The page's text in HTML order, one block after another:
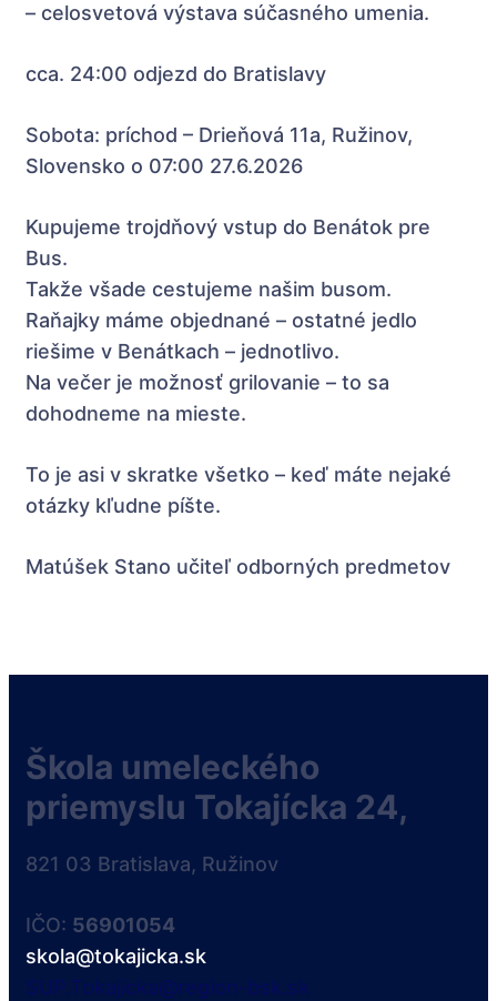
– celosvetová výstava súčasného umenia.
cca. 24:00 odjezd do Bratislavy
Sobota: príchod – Drieňová 11a, Ružinov,
Slovensko o 07:00 27.6.2026
Kupujeme trojdňový vstup do Benátok pre
Bus.
Takže všade cestujeme našim busom.
Raňajky máme objednané – ostatné jedlo
riešime v Benátkach – jednotlivo.
Na večer je možnosť grilovanie – to sa
dohodneme na mieste.
To je asi v skratke všetko – keď máte nejaké
otázky kľudne píšte.
Matúšek Stano učiteľ odborných predmetov
Škola umeleckého
priemyslu Tokajícka 24,
821 03 Bratislava, Ružinov
IČO: 56901054
skola@tokajicka.sk
SUP.Tokajicka@region-bsk.sk